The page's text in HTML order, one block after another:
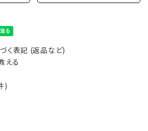
く表記 (返品など)
える
)